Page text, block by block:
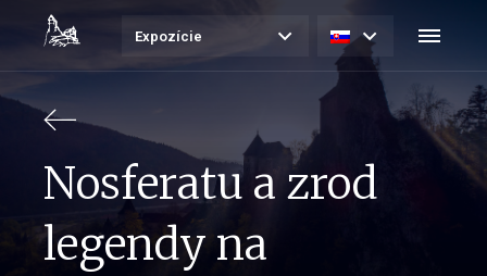
Expozície
Nosferatu a zrod
legendy na